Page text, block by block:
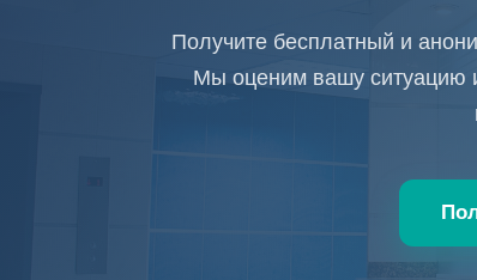
Получите бесплатный и
Мы оценим вашу ситуацию